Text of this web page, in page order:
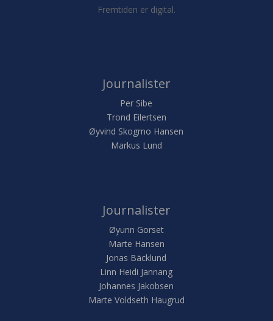
Fremtiden er digital.
Journalister
Per Sibe
Trond Eilertsen
Øyvind Skogmo Hansen
Markus Lund
Journalister
Øyunn Gorset
Marte Hansen
Jonas Bäcklund
Linn Heidi Jannang
Johannes Jakobsen
Marte Voldseth Haugrud